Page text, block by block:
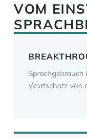
VOM
Wortschatz von